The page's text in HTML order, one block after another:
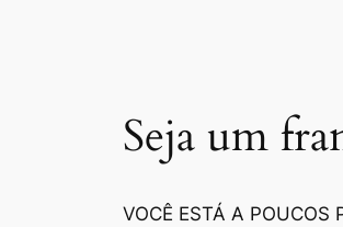
Seja um
VOCÊ ESTÁ A POUCOS